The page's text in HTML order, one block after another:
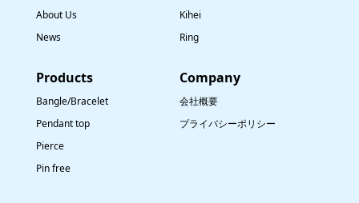
About Us
News
Kihei
Ring
​Products
Bangle/Bracelet
Pendant top
Pierce
Pin free
Company
会社概要
プライバシーポリシー